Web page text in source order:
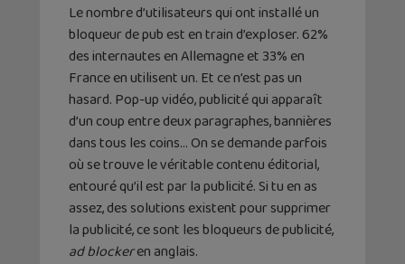
Le nombre d’utilisateurs qui ont installé un
bloqueur de pub est en train d’exploser. 62%
des internautes en Allemagne et 33% en
France en utilisent un. Et ce n’est pas un
hasard. Pop-up vidéo, publicité qui apparaît
d’un coup entre deux paragraphes, bannières
dans tous les coins… On se demande parfois
où se trouve le véritable contenu éditorial,
entouré qu’il est par la publicité. Si tu en as
assez, des solutions existent pour supprimer
la publicité, ce sont les bloqueurs de publicité,
ad blockeren anglais.